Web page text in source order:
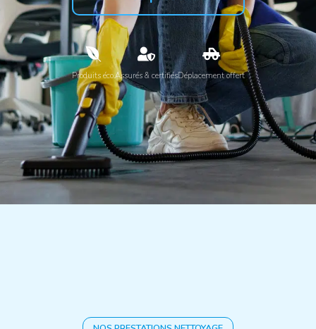
Produits éco.Assurés & certifiésDéplacement offert